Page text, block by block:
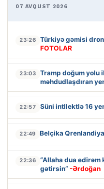
07 AVQUST 2026
23:26 Türkiyə gəmisi
FOTOLAR
23:03
Tramp doğum yolu
məhdudlaşdıran
22:57 Süni intllektlə 16
22:49 Belçika
22:36
“Allaha dua
gətirsin” -Ərdoğan